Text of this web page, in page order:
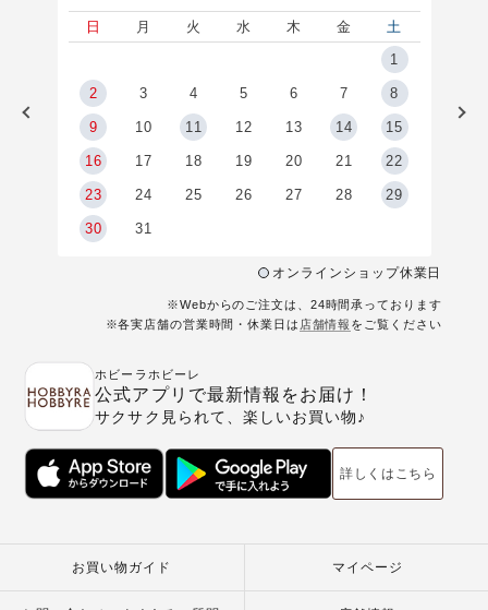
日 月 火 水 木 金
土
1
2 3 4 5 6 7 8
9 10 11 12 13 14 15
16 17 18 19 20 21 22
23 24 25 26 27 28 29
30 31
オンラインショップ休業日
※Webからのご注文は、24時間承っております
※各実店舗の営業時間・休業日は 店舗情報 をご覧ください
ホビーラホビーレ
公式アプリで最新情報をお届け！
サクサク見られて、楽しいお買い物♪
詳しくはこちら
お買い物ガイド マイページ